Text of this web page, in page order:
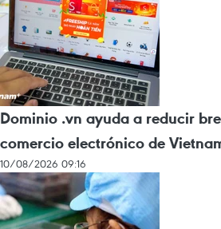
Dominio .vn ayuda a reducir
comercio electrónico de
10/08/2026 09:16